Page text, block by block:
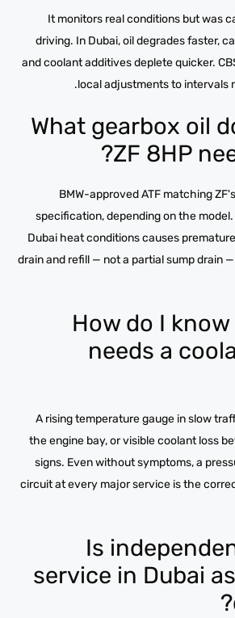
It monitors real conditions but was
driving. In Dubai, oil degrades faster,
and coolant additives deplete quicker.
local adjustments to intervals
What gearbox oil
ZF 8HP
BMW-approved ATF matching
specification, depending on the
Dubai heat conditions causes
drain and refill — not a partial sump drain
How do I know
needs a
A rising temperature gauge in slow
the engine bay, or visible coolant loss
signs. Even without symptoms, a
circuit at every major service is the
Is
service in Dubai